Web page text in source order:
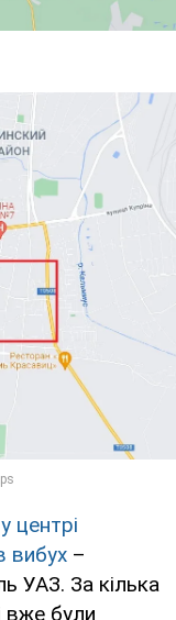
у центрі
вибух –
УАЗ. За кілька
вже були